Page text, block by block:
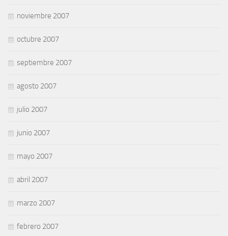
noviembre 2007
octubre 2007
septiembre 2007
agosto 2007
julio 2007
junio 2007
mayo 2007
abril 2007
marzo 2007
febrero 2007